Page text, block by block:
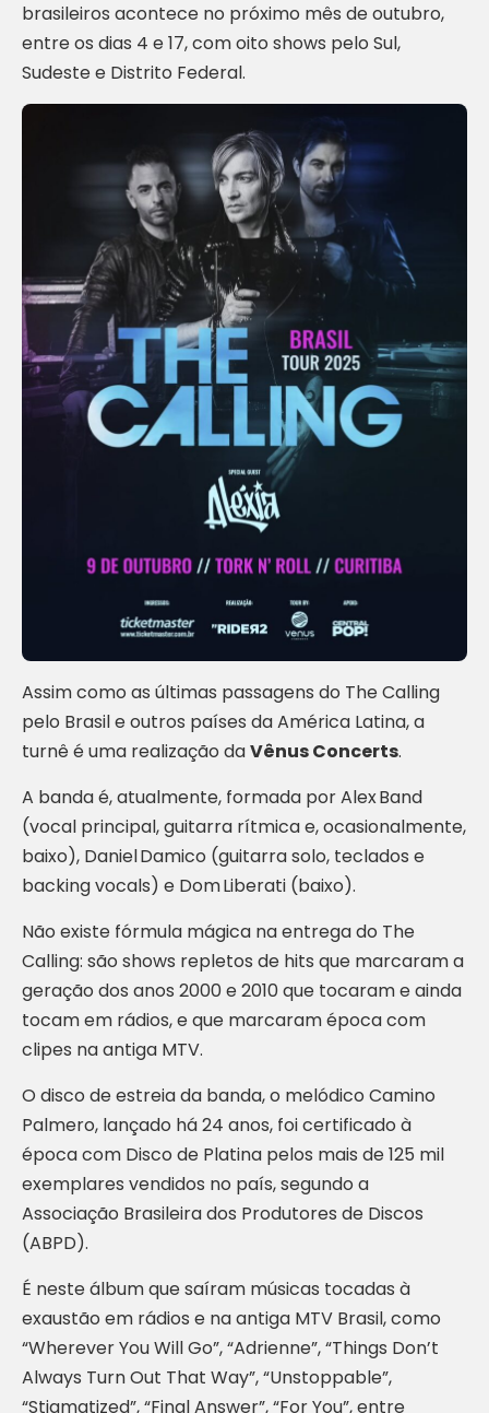
brasileiros acontece no próximo mês de outubro,
entre os dias 4 e 17, com oito shows pelo Sul,
Sudeste e Distrito Federal.
Assim como as últimas passagens do The Calling
pelo Brasil e outros países da América Latina, a
turnê é uma realização daVênus Concerts.
A banda é, atualmente, formada por Alex Band
(vocal principal, guitarra rítmica e, ocasionalmente,
baixo), Daniel Damico (guitarra solo, teclados e
backing vocals) e Dom Liberati (baixo).
Não existe fórmula mágica na entrega do The
Calling: são shows repletos de hits que marcaram a
geração dos anos 2000 e 2010 que tocaram e ainda
tocam em rádios, e que marcaram época com
clipes na antiga MTV.
O disco de estreia da banda, o melódico Camino
Palmero, lançado há 24 anos, foi certificado à
época com Disco de Platina pelos mais de 125 mil
exemplares vendidos no país, segundo a
Associação Brasileira dos Produtores de Discos
(ABPD).
É neste álbum que saíram músicas tocadas à
exaustão em rádios e na antiga MTV Brasil, como
“Wherever You Will Go”, “Adrienne”, “Things Don’t
Always Turn Out That Way”, “Unstoppable”,
“Stigmatized”, “Final Answer”, “For You”, entre